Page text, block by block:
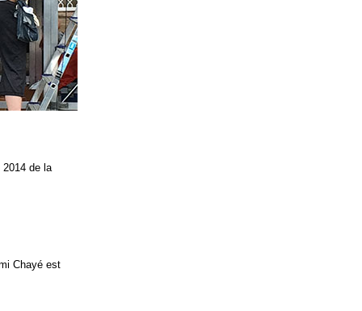
2014 de la
Chayé est